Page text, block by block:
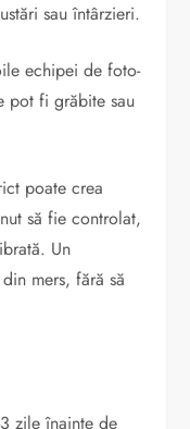
sau întârzieri.
echipei de foto-
pot fi grăbite sau
poate crea
să fie controlat,
Un
mers, fără să
zile înainte de